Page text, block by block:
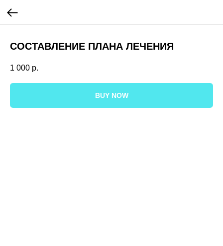
СОСТАВЛЕНИЕ ПЛАНА ЛЕЧЕНИЯ
1 000 р.
BUY NOW